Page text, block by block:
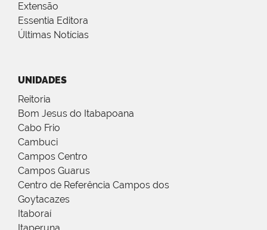
Extensão
Essentia Editora
Últimas Notícias
UNIDADES
Reitoria
Bom Jesus do Itabapoana
Cabo Frio
Cambuci
Campos Centro
Campos Guarus
Centro de Referência Campos dos
Goytacazes
Itaboraí